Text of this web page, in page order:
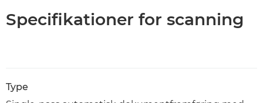
Specifikationer for scanning
Type